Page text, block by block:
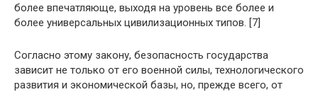
более впечатляюще, выходя на уровень все более и
более универсальных цивилизационных типов. [7]
Согласно этому закону, безопасность государства
зависит не только от его военной силы, технологического
развития и экономической базы, но, прежде всего, от